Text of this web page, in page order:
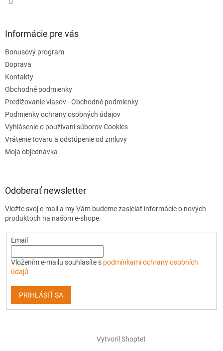
Informácie pre vás
Bonusový program
Doprava
Kontakty
Obchodné podmienky
Predlžovanie vlasov - Obchodné podmienky
Podmienky ochrany osobných údajov
Vyhlásenie o používaní súborov Cookies
Vrátenie tovaru a odstúpenie od zmluvy
Moja objednávka
Odoberať newsletter
Vložte svoj e-mail a my Vám budeme zasielať informácie o nových
produktoch na našom e-shope.
Email
Vložením e-mailu souhlasíte s podmínkami ochrany osobních
údajů
PRIHLÁSIŤ SA
Vytvoril Shoptet